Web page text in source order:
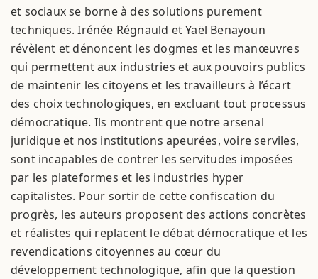
et sociaux se borne à des solutions purement
techniques. Irénée Régnauld et Yaël Benayoun
révèlent et dénoncent les dogmes et les manœuvres
qui permettent aux industries et aux pouvoirs publics
de maintenir les citoyens et les travailleurs à l’écart
des choix technologiques, en excluant tout processus
démocratique. Ils montrent que notre arsenal
juridique et nos institutions apeurées, voire serviles,
sont incapables de contrer les servitudes imposées
par les plateformes et les industries hyper
capitalistes. Pour sortir de cette confiscation du
progrès, les auteurs proposent des actions concrètes
et réalistes qui replacent le débat démocratique et les
revendications citoyennes au cœur du
développement technologique, afin que la question